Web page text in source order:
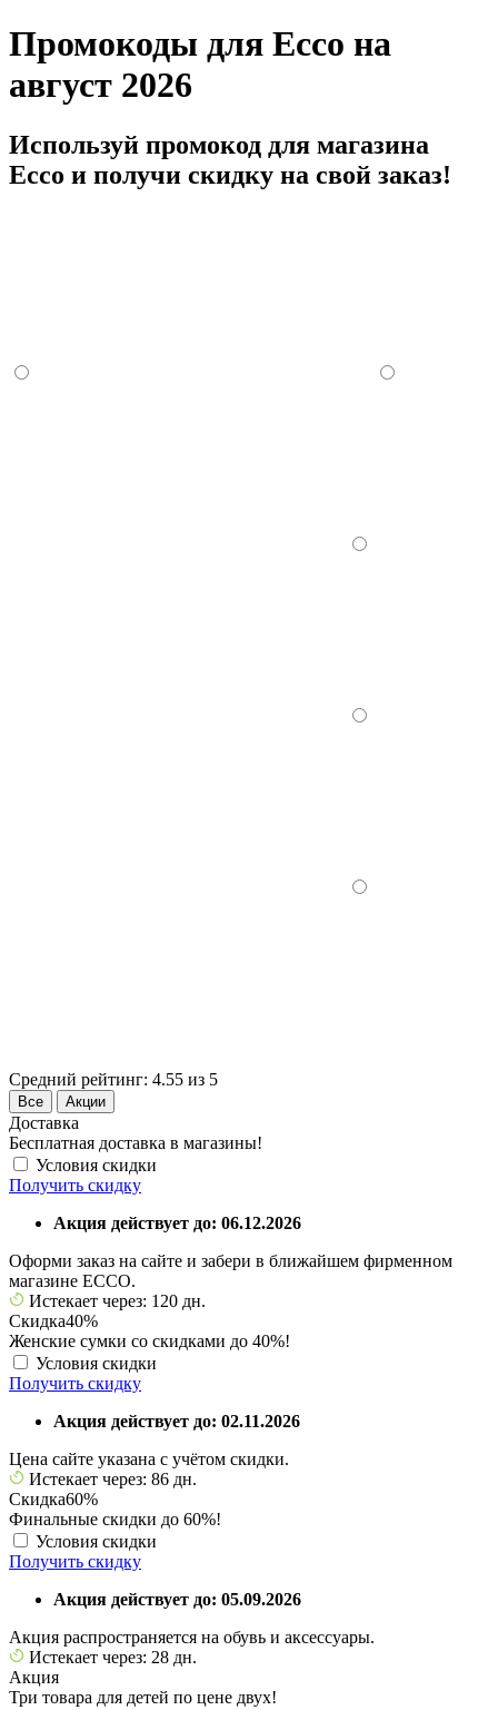
Промокоды для Ecco на
август 2026
Используй промокод для магазина
Ecco и получи скидку на свой заказ!
Средний рейтинг: 4.55 из 5
Все Акции
Доставка
Бесплатная доставка в магазины!
Условия скидки
Получить скидку
Акция действует до: 06.12.2026
Оформи заказ на сайте и забери в ближайшем фирменном
магазине ECCO.
Истекает через: 120 дн.
Скидка40%
Женские сумки со скидками до 40%!
Условия скидки
Получить скидку
Акция действует до: 02.11.2026
Цена сайте указана с учётом скидки.
Истекает через: 86 дн.
Скидка60%
Финальные скидки до 60%!
Условия скидки
Получить скидку
Акция действует до: 05.09.2026
Акция распространяется на обувь и аксессуары.
Истекает через: 28 дн.
Акция
Три товара для детей по цене двух!